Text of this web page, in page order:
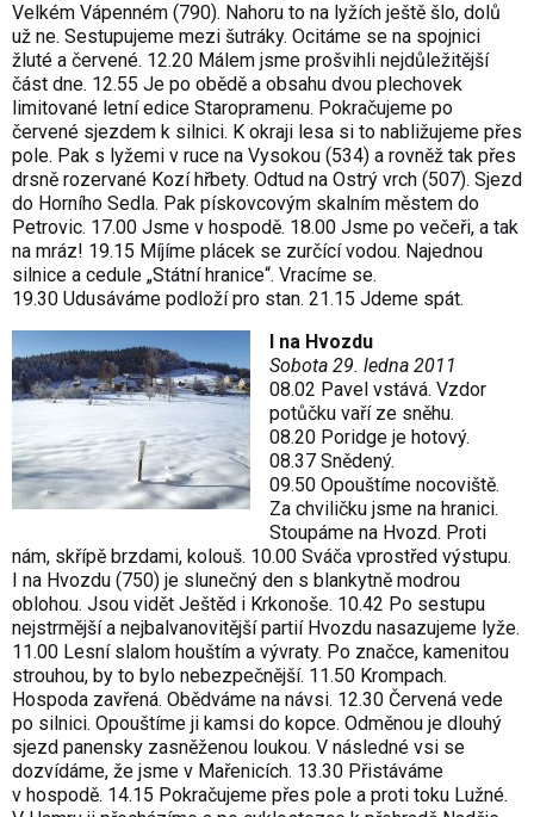
Velkém Vápenném (790). Nahoru to na lyžích ještě šlo, dolů
už ne. Sestupujeme mezi šutráky. Ocitáme se na spojnici
žluté a červené. 12.20 Málem jsme prošvihli nejdůležitější
část dne. 12.55 Je po obědě a obsahu dvou plechovek
limitované letní edice Staropramenu. Pokračujeme po
červené sjezdem k silnici. K okraji lesa si to nabližujeme přes
pole. Pak s lyžemi v ruce na Vysokou (534) a rovněž tak přes
drsně rozervané Kozí hřbety. Odtud na Ostrý vrch (507). Sjezd
do Horního Sedla. Pak pískovcovým skalním městem do
Petrovic. 17.00 Jsme v hospodě. 18.00 Jsme po večeři, a tak
na mráz! 19.15 Míjíme plácek se zurčící vodou. Najednou
silnice a cedule „Státní hranice“. Vracíme se.
19.30 Udusáváme podloží pro stan. 21.15 Jdeme spát.
I na Hvozdu
Sobota 29. ledna 2011
08.02 Pavel vstává. Vzdor
potůčku vaří ze sněhu.
08.20 Poridge je hotový.
08.37 Snědený.
09.50 Opouštíme nocoviště.
Za chviličku jsme na hranici.
Stoupáme na Hvozd. Proti
nám, skřípě brzdami, kolouš. 10.00 Sváča vprostřed výstupu.
I na Hvozdu (750) je slunečný den s blankytně modrou
oblohou. Jsou vidět Ještěd i Krkonoše. 10.42 Po sestupu
nejstrmější a nejbalvanovitější partií Hvozdu nasazujeme lyže.
11.00 Lesní slalom houštím a vývraty. Po značce, kamenitou
strouhou, by to bylo nebezpečnější. 11.50 Krompach.
Hospoda zavřená. Obědváme na návsi. 12.30 Červená vede
po silnici. Opouštíme ji kamsi do kopce. Odměnou je dlouhý
sjezd panensky zasněženou loukou. V následné vsi se
dozvídáme, že jsme v Mařenicích. 13.30 Přistáváme
v hospodě. 14.15 Pokračujeme přes pole a proti toku Lužné.